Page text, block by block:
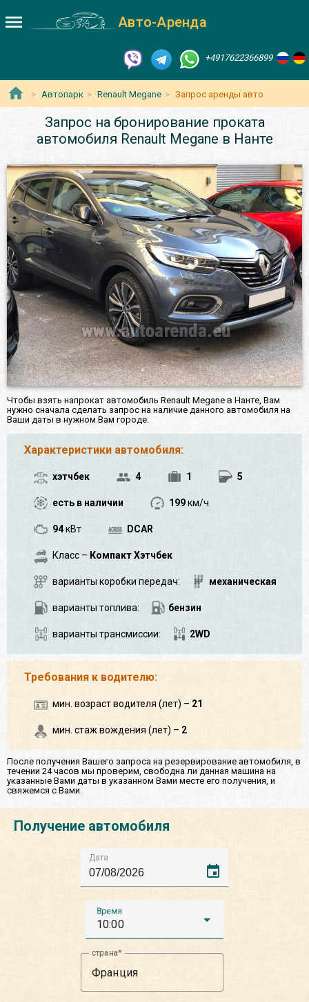
Авто-Аренда
+4917622366899
Автопарк Renault Megane Запрос аренды авто
Запрос на бронирование проката
автомобиля Renault Megane в Нанте
Чтобы взять напрокат автомобиль Renault Megane в Нанте, Вам
нужно сначала сделать запрос на наличие данного автомобиля на
Ваши даты в нужном Вам городе.
Характеристики автомобиля:
хэтчбек 4 1 5
есть в наличии 199км/ч
94кВт DCAR
Класс – Компакт Хэтчбек
варианты коробки передач: механическая
варианты топлива: бензин
варианты трансмиссии: 2WD
Требования к водителю:
мин. возраст водителя (лет) – 21
мин. стаж вождения (лет) – 2
После получения Вашего запроса на резервирование автомобиля, в
течении 24 часов мы проверим, свободна ли данная машина на
указанные Вами даты в указанном Вами месте его получения, и
свяжемся с Вами.
Получение автомобиля
Дата
event
Время
10:00
страна